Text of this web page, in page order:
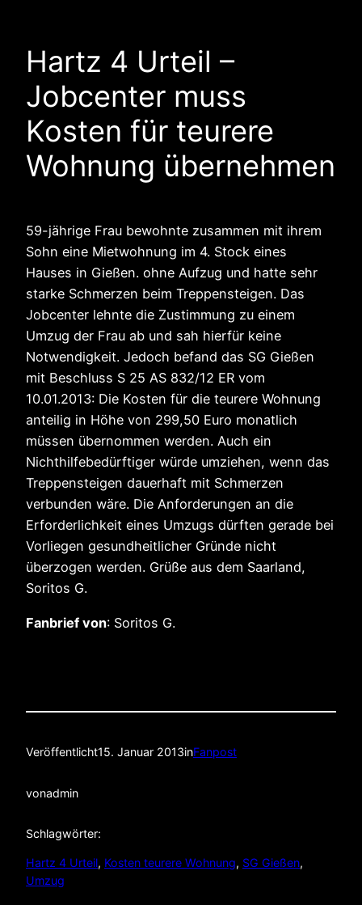
Hartz 4 Urteil –
Jobcenter muss
Kosten für teurere
Wohnung übernehmen
59-jährige Frau bewohnte zusammen mit ihrem
Sohn eine Mietwohnung im 4. Stock eines
Hauses in Gießen. ohne Aufzug und hatte sehr
starke Schmerzen beim Treppensteigen. Das
Jobcenter lehnte die Zustimmung zu einem
Umzug der Frau ab und sah hierfür keine
Notwendigkeit. Jedoch befand das SG Gießen
mit Beschluss S 25 AS 832/12 ER vom
10.01.2013: Die Kosten für die teurere Wohnung
anteilig in Höhe von 299,50 Euro monatlich
müssen übernommen werden. Auch ein
Nichthilfebedürftiger würde umziehen, wenn das
Treppensteigen dauerhaft mit Schmerzen
verbunden wäre. Die Anforderungen an die
Erforderlichkeit eines Umzugs dürften gerade bei
Vorliegen gesundheitlicher Gründe nicht
überzogen werden. Grüße aus dem Saarland,
Soritos G.
Fanbrief von: Soritos G.
Veröffentlicht15. Januar 2013inFanpost
vonadmin
Schlagwörter:
Hartz 4 Urteil, Kosten teurere Wohnung, SG Gießen
Umzug